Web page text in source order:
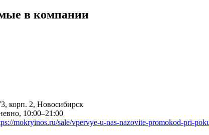
в компании
корп. 2, Новосибирск
10:00–21:00
mokryinos.ru/sale/vpervye-u-nas-nazovite-promokod-pri-